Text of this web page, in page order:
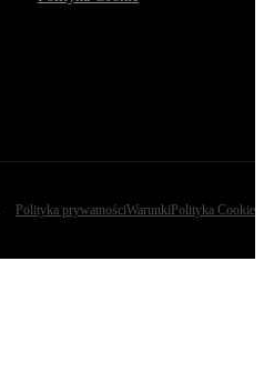
Polityka prywatnościWarunki Polityka Cookie